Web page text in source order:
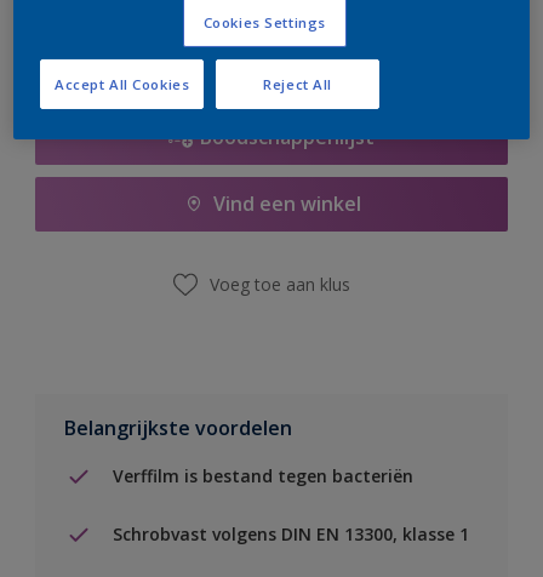
Boodschappenlijst
Vind een winkel
Voeg toe aan klus
Belangrijkste voordelen
Verffilm is bestand tegen bacteriën
Schrobvast volgens DIN EN 13300, klasse 1
Cookies Settings
Reject All
Accept All Cookies